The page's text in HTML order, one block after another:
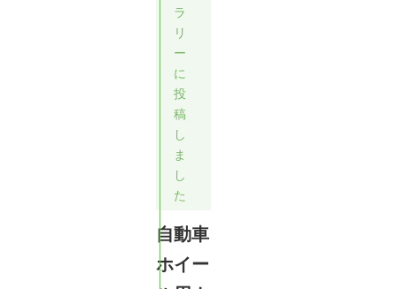
ラ
リ
ー
に
投
稿
し
ま
し
た
自動車
ホイー